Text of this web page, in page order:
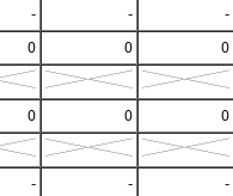
- -
-
0 0
0
0 0
0
- -
-